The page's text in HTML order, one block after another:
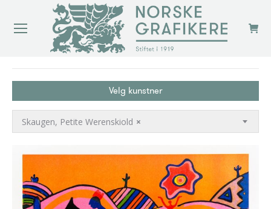
Velg kunstner
×
Skaugen, Petite Werenskiold